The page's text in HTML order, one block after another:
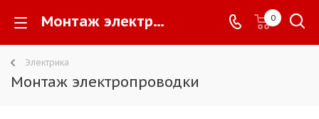
Монтаж электропроводки - 0
Электрика
Монтаж электропроводки